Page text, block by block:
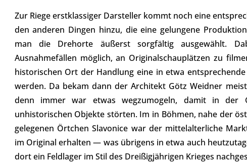
Zur Riege erstklassiger Darsteller kommt noch eine
den anderen Dingen hinzu, die eine gelungene
man die Drehorte äußerst sorgfältig ausgewählt.
Ausnahmefällen möglich, an Originalschauplätzen zu
historischen Ort der Handlung eine in etwa
werden. Da bekam dann der Architekt Götz Weidner
denn immer war etwas wegzumogeln, damit in der
unhistorischen Objekte störten. Im in Böhmen, nahe der
gelegenen Örtchen Slavonice war der mittelalterliche
im Original erhalten — was übrigens in etwa auch
dort ein Feldlager im Stil des Dreißigjährigen Krieges